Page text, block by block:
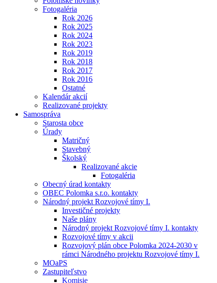
Fotogaléria
Rok 2026
Rok 2025
Rok 2024
Rok 2023
Rok 2019
Rok 2018
Rok 2017
Rok 2016
Ostatné
Kalendár akcií
Realizované projekty
Samospráva
Starosta obce
Úrady
Matričný
Stavebný
Školský
Realizované akcie
Fotogaléria
Obecný úrad kontakty
OBEC Polomka s.r.o. kontakty
Národný projekt Rozvojové tímy I.
Investičné projekty
Naše plány
Národný projekt Rozvojové tímy I. kontakty
Rozvojové tímy v akcii
Rozvojový plán obce Polomka 2024-2030 v
rámci Národného projektu Rozvojové tímy I.
MOaPS
Zastupiteľstvo
Komisie